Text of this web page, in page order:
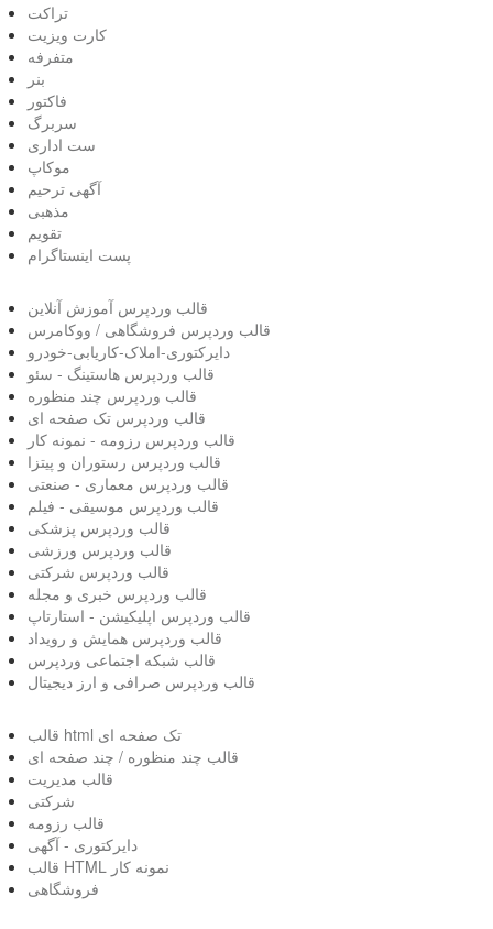
تراکت
کارت ویزیت
متفرفه
بنر
فاکتور
سربرگ
ست اداری
موکاپ
آگهی ترحیم
مذهبی
تقویم
پست اینستاگرام
قالب وردپرس آموزش آنلاین
قالب وردپرس فروشگاهی / ووکامرس
دایرکتوری-املاک-کاریابی-خودرو
قالب وردپرس هاستینگ - سئو
قالب وردپرس چند منظوره
قالب وردپرس تک صفحه ای
قالب وردپرس رزومه - نمونه کار
قالب وردپرس رستوران و پیتزا
قالب وردپرس معماری - صنعتی
قالب وردپرس موسیقی - فیلم
قالب وردپرس پزشکی
قالب وردپرس ورزشی
قالب وردپرس شرکتی
قالب وردپرس خبری و مجله
قالب وردپرس اپلیکیشن - استارتاپ
قالب وردپرس همایش و رویداد
قالب شبکه اجتماعی وردپرس
قالب وردپرس صرافی و ارز دیجیتال
قالب html تک صفحه ای
قالب چند منظوره / چند صفحه ای
قالب مدیریت
شرکتی
قالب رزومه
دایرکتوری - آگهی
قالب HTML نمونه کار
فروشگاهی